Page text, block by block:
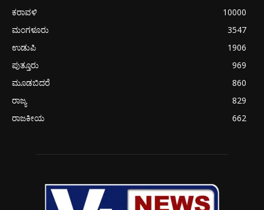
ಕರಾವಳಿ
10000
ಮಂಗಳೂರು
3547
ಉಡುಪಿ
1906
ಪುತ್ತೂರು
969
ಮೂಡಬಿದರೆ
860
ರಾಜ್ಯ
829
ರಾಜಕೀಯ
662